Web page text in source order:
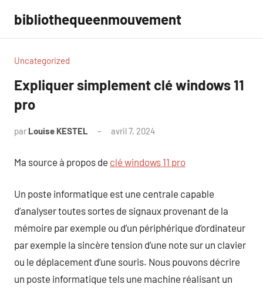
contenu
bibliothequeenmouvement
Uncategorized
Expliquer simplement clé windows 11
pro
par Louise KESTEL avril 7, 2024
Ma source à propos de clé windows 11 pro
Un poste informatique est une centrale capable
d’analyser toutes sortes de signaux provenant de la
mémoire par exemple ou d’un périphérique d’ordinateur
par exemple la sincère tension d’une note sur un clavier
ou le déplacement d’une souris. Nous pouvons décrire
un poste informatique tels une machine réalisant un